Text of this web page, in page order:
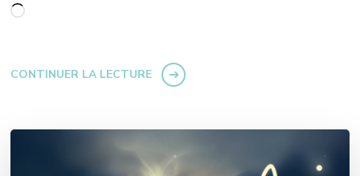
Chargement…
CONTINUER LA LECTURE